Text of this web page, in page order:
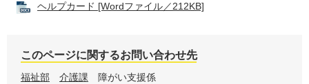
ヘルプカード [Wordファイル／212KB]
このページに関するお問い合わせ先
福祉部 介護課
障がい支援係